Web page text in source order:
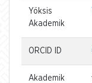
Yöksis
Akademik
ORCID ID
Akademik